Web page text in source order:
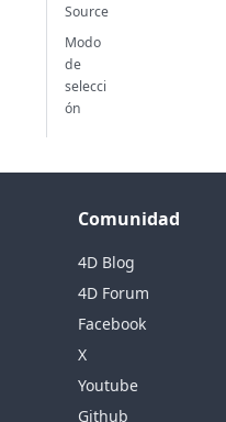
Source
Modo
de
selecci
ón
Comunidad
4D Blog
4D Forum
Facebook
X
Youtube
Github